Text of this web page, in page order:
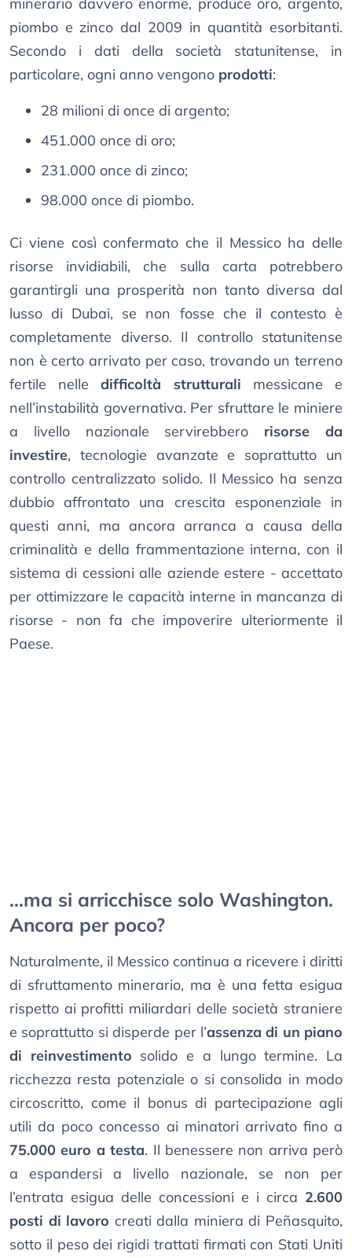
minerario davvero enorme, produce oro, argento,
piombo e zinco dal 2009 in quantità esorbitanti.
Secondo i dati della società statunitense, in
particolare, ogni anno vengono prodotti:
28 milioni di once di argento;
451.000 once di oro;
231.000 once di zinco;
98.000 once di piombo.
Ci viene così confermato che il Messico ha delle
risorse invidiabili, che sulla carta potrebbero
garantirgli una prosperità non tanto diversa dal
lusso di Dubai, se non fosse che il contesto è
completamente diverso. Il controllo statunitense
non è certo arrivato per caso, trovando un terreno
fertile nelledifficoltà strutturali messicane e
nell’instabilità governativa. Per sfruttare le miniere
a livello nazionale servirebbero risorse da
investire, tecnologie avanzate e soprattutto un
controllo centralizzato solido. Il Messico ha senza
dubbio affrontato una crescita esponenziale in
questi anni, ma ancora arranca a causa della
criminalità e della frammentazione interna, con il
sistema di cessioni alle aziende estere - accettato
per ottimizzare le capacità interne in mancanza di
risorse - non fa che impoverire ulteriormente il
Paese.
…ma si arricchisce solo Washington.
Ancora per poco?
Naturalmente, il Messico continua a ricevere i diritti
di sfruttamento minerario, ma è una fetta esigua
rispetto ai profitti miliardari delle società straniere
e soprattutto si disperde per l’assenza di un piano
di reinvestimento solido e a lungo termine. La
ricchezza resta potenziale o si consolida in modo
circoscritto, come il bonus di partecipazione agli
utili da poco concesso ai minatori arrivato fino a
75.000 euro a testa. Il benessere non arriva però
a espandersi a livello nazionale, se non per
l’entrata esigua delle concessioni e i circa 2.600
posti di lavoro creati dalla miniera di Peñasquito,
sotto il peso dei rigidi trattati firmati con Stati Uniti